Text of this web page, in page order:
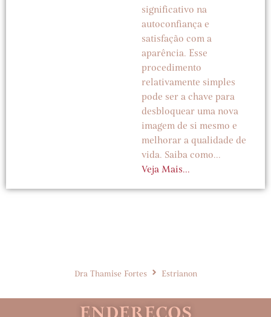
significativo na
autoconfiança e
satisfação com a
aparência. Esse
procedimento
relativamente simples
pode ser a chave para
desbloquear uma nova
imagem de si mesmo e
melhorar a qualidade de
vida. Saiba como...
Veja Mais...
Dra Thamise Fortes Estrianon